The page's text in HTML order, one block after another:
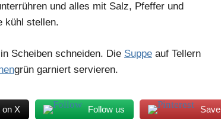
und alles mit Salz, Pfeffer und
kühl stellen.
Scheiben schneiden. Die Suppe auf Tellern
grün garniert servieren.
on X Follow us Save